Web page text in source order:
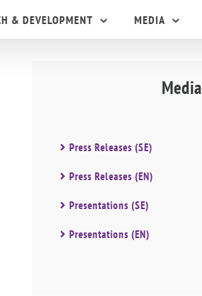
& DEVELOPMENT MEDIA
Media
Press Releases (SE)
Press Releases (EN)
Presentations (SE)
Presentations (EN)